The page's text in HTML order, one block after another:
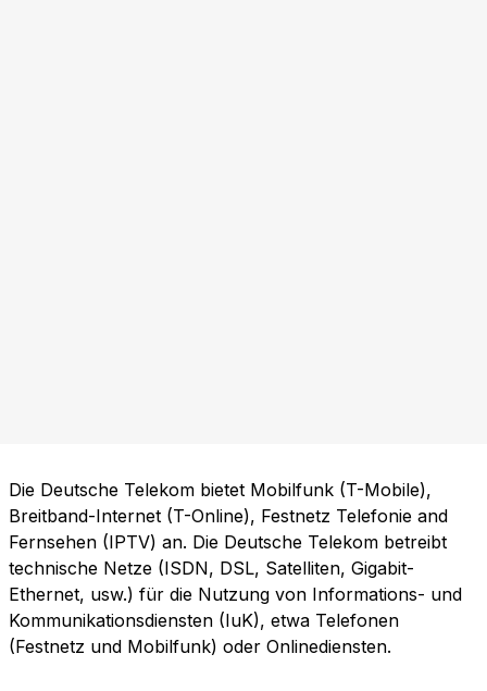
Die Deutsche Telekom bietet Mobilfunk (T-Mobile),
Breitband-Internet (T-Online), Festnetz Telefonie and
Fernsehen (IPTV) an. Die Deutsche Telekom betreibt
technische Netze (ISDN, DSL, Satelliten, Gigabit-
Ethernet, usw.) für die Nutzung von Informations- und
Kommunikationsdiensten (IuK), etwa Telefonen
(Festnetz und Mobilfunk) oder Onlinediensten.